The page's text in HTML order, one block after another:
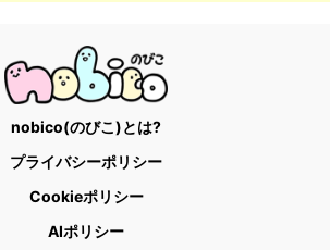
nobico(のびこ)とは?
プライバシーポリシー
Cookieポリシー
AIポリシー